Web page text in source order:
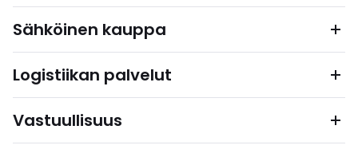
Sähköinen kauppa
Logistiikan palvelut
Vastuullisuus